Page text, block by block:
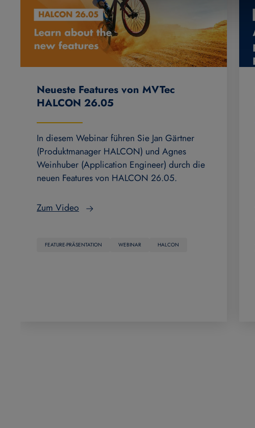
Neueste Features von MVTec
HALCON 26.05
In diesem Webinar führen Sie Jan Gärtner
(Produktmanager HALCON) und Agnes
Weinhuber (Application Engineer) durch die
neuen Features von HALCON 26.05.
Zum Video
FEATURE-PRÄSENTATION WEBINAR HALCON